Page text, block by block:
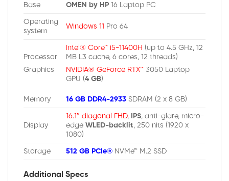
Base OMEN by HP 16 Laptop PC
Operating
system
Windows 11 Pro 64
Processor
Graphics
Intel® Core™ i5-11400H (up to 4.5 GHz, 12
MB L3 cache, 6 cores, 12 threads)
NVIDIA® GeForce RTX™ 3050 Laptop
GPU (4 GB)
Memory 16 GB DDR4-2933 SDRAM (2 x 8 GB)
Display
16.1″ diagonal FHD, IPS, anti-glare, micro-
edgeWLED-backlit, 250 nits (1920 x
1080)
Storage 512 GB PCIe® NVMe™ M.2 SSD
Additional Specs